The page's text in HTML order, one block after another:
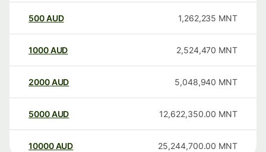
500AUD 1,262,235 MNT
1000AUD 2,524,470 MNT
2000AUD 5,048,940 MNT
5000AUD 12,622,350.00 MNT
10000 AUD 25,244,700.00 MNT